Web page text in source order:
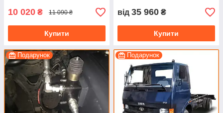
10 020 ₴ 11 090 ₴
Купити
від 35 960 ₴
Купити
Подарунок Подарунок